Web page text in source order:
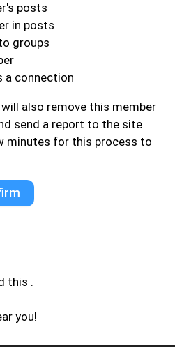
posts
in posts
groups
a connection
also remove this member
send a report to the site
minutes for this process to
this .
you!